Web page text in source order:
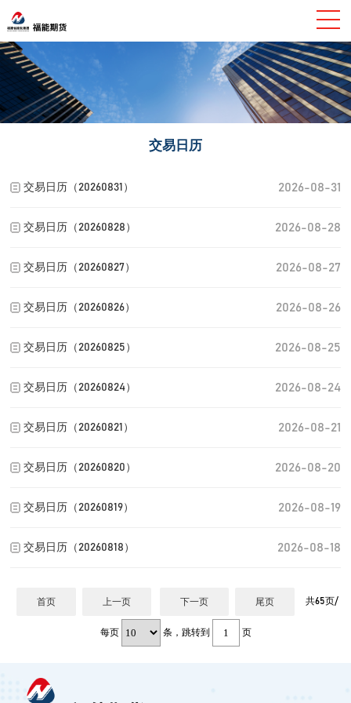
交易日历
交易日历（20260831） 2026-08-31
交易日历（20260828） 2026-08-28
交易日历（20260827） 2026-08-27
交易日历（20260826） 2026-08-26
交易日历（20260825） 2026-08-25
交易日历（20260824） 2026-08-24
交易日历（20260821） 2026-08-21
交易日历（20260820） 2026-08-20
交易日历（20260819） 2026-08-19
交易日历（20260818） 2026-08-18
首页 上一页 下一页 尾页 共65页/
每页 条，跳转到 页